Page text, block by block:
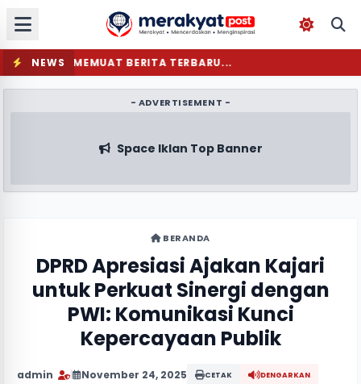
NEWS MEMUAT BERITA TERBARU...
- ADVERTISEMENT -
Space Iklan Top Banner
BERANDA
DPRD Apresiasi Ajakan Kajari
untuk Perkuat Sinergi dengan
PWI: Komunikasi Kunci
Kepercayaan Publik
admin November 24, 2025 CETAK DENGARKAN